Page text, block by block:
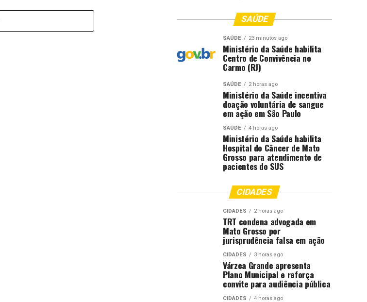
SAÚDE
SAÚDE 23 minutos ago
Ministério da Saúde habilita
Centro de Convivência no
Carmo (RJ)
SAÚDE 2 horas ago
Ministério da Saúde incentiva
doação voluntária de sangue
em ação em São Paulo
SAÚDE 4 horas ago
Ministério da Saúde habilita
Hospital do Câncer de Mato
Grosso para atendimento de
pacientes do SUS
CIDADES
CIDADES 2 horas ago
TRT condena advogada em
Mato Grosso por
jurisprudência falsa em ação
CIDADES 3 horas ago
Várzea Grande apresenta
Plano Municipal e reforça
convite para audiência pública
CIDADES 4 horas ago